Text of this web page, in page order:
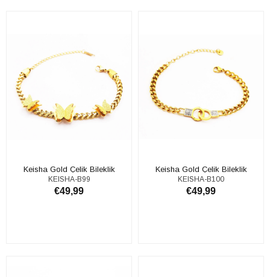
Keisha Gold Çelik Bileklik
KEISHA-B99
€49,99
Keisha Gold Çelik Bileklik
KEISHA-B100
€49,99